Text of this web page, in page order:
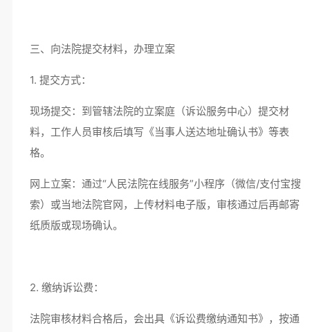
三、向法院提交材料，办理立案
1. 提交方式：
现场提交：到管辖法院的立案庭（诉讼服务中心）提交材
料，工作人员审核后填写《当事人送达地址确认书》等表
格。
网上立案：通过“人民法院在线服务”小程序（微信/支付宝搜
索）或当地法院官网，上传材料电子版，审核通过后再邮寄
纸质版或现场确认。
2. 缴纳诉讼费：
法院审核材料合格后，会出具《诉讼费缴纳通知书》，按通